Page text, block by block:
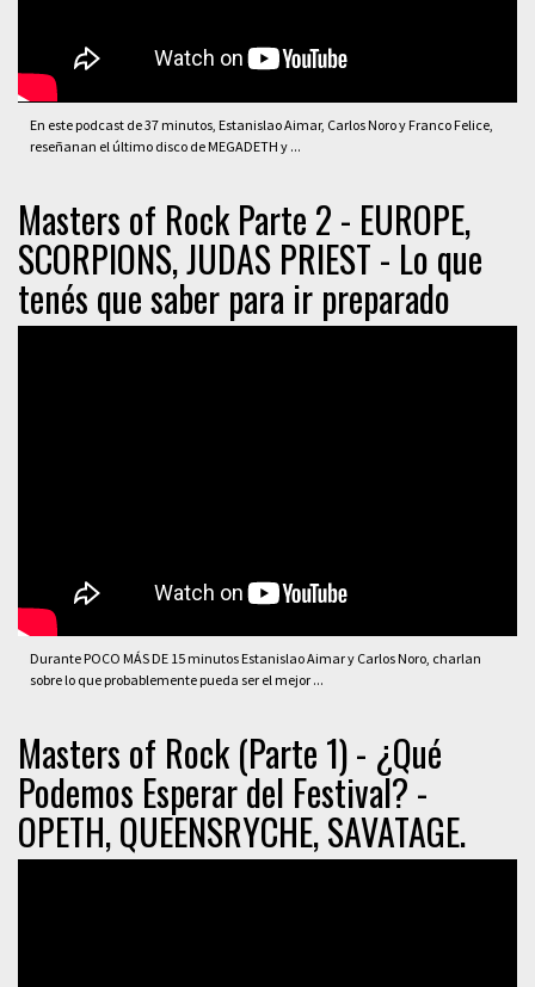
En este podcast de 37 minutos, Estanislao Aimar, Carlos Noro y Franco Felice,
reseñanan el último disco de MEGADETH y ...
Masters of Rock Parte 2 - EUROPE,
SCORPIONS, JUDAS PRIEST - Lo que
tenés que saber para ir preparado
Durante POCO MÁS DE 15 minutos Estanislao Aimar y Carlos Noro, charlan
sobre lo que probablemente pueda ser el mejor ...
Masters of Rock (Parte 1) - ¿Qué
Podemos Esperar del Festival? -
OPETH, QUEENSRYCHE, SAVATAGE.